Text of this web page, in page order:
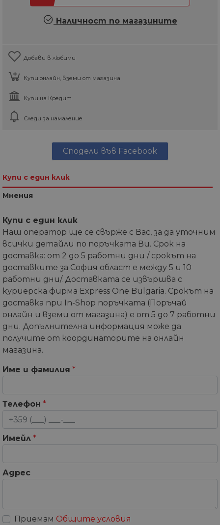
Наличност по магазините
Добави в любими
Купи онлайн, вземи от магазина
Купи на Кредит
Следи за намаление
Сподели във Facebook
Купи с един клик
Мнения
Купи с един клик
Наш оператор ще се свърже с Вас, за да уточним
всички детайли по поръчката Ви. Срок на
доставка: от 2 до 5 работни дни / срокът на
доставките за София област е между 5 и 10
работни дни/. Доставката се извършва с
куриерска фирма Express One Bulgaria. Срокът на
доставка при In-Shop поръчката (Поръчай
онлайн и вземи от магазина) е от 5 до 7 работни
дни. Допълнителна информация може да
получите от координаторите на онлайн
магазина.
Име и фамилия *
Телефон *
Имейл *
Адрес
Приемам Общите условия